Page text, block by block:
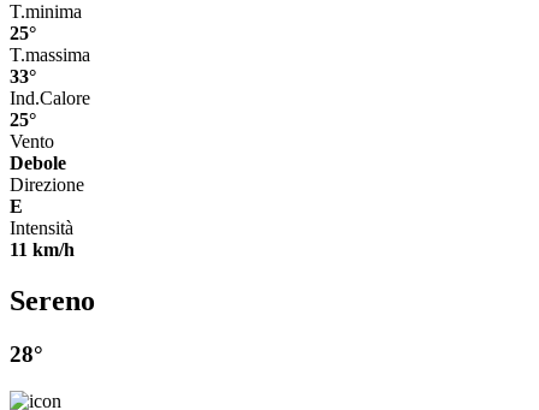
T.minima
25°
T.massima
33°
Ind.Calore
25°
Vento
Debole
Direzione
E
Intensità
11 km/h
Sereno
28°